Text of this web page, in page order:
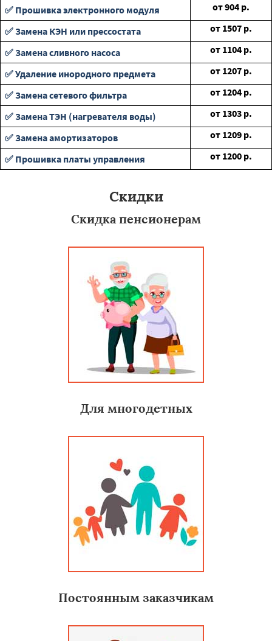
✅ Прошивка электронного модуля от904 р.
✅ Замена КЭН или прессостата
от 1507 р.
✅ Замена сливного насоса
от 1104 р.
✅ Удаление инородного предмета
от 1207 р.
✅ Замена сетевого фильтра
от 1204 р.
✅ Замена ТЭН (нагревателя воды)
от 1303 р.
✅ Замена амортизаторов
от 1209 р.
✅ Прошивка платы управления
от 1200 р.
Скидки
Скидка пенсионерам
Для многодетных
Постоянным заказчикам